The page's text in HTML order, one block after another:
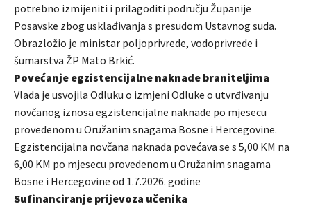
potrebno izmijeniti i prilagoditi području Županije
Posavske zbog usklađivanja s presudom Ustavnog suda.
Obrazložio je ministar poljoprivrede, vodoprivrede i
šumarstva ŽP Mato Brkić.
Povećanje egzistencijalne naknade braniteljima
Vlada je usvojila Odluku o izmjeni Odluke o utvrđivanju
novčanog iznosa egzistencijalne naknade po mjesecu
provedenom u Oružanim snagama Bosne i Hercegovine.
Egzistencijalna novčana naknada povećava se s 5,00 KM na
6,00 KM po mjesecu provedenom u Oružanim snagama
Bosne i Hercegovine od 1.7.2026. godine
Sufinanciranje prijevoza učenika